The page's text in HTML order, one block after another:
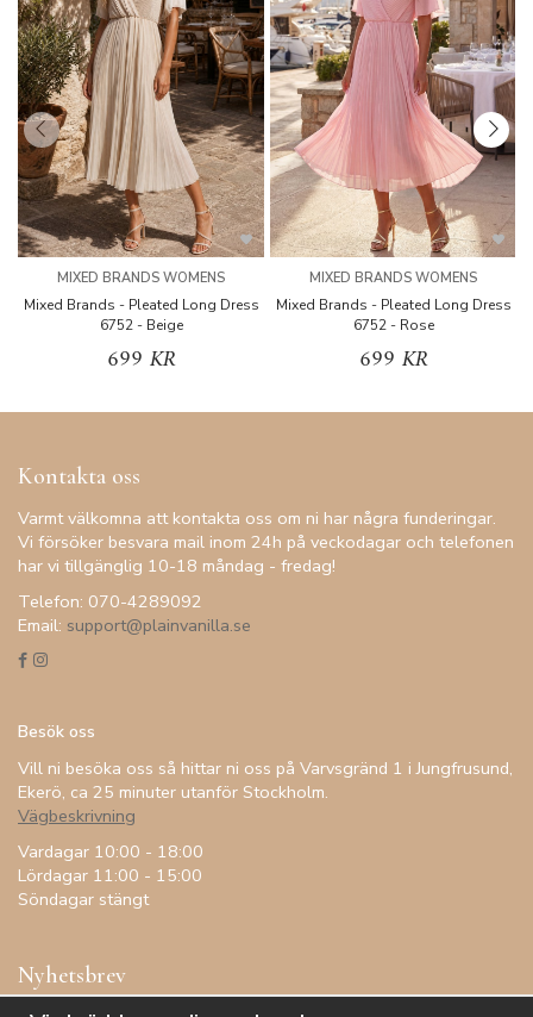
MIXED BRANDS WOMENS
Mixed Brands - Pleated Long Dress
6752 - Beige
699 KR
MIXED BRANDS WOMENS
Mixed Brands - Pleated Long Dress
6752 - Rose
699 KR
Kontakta oss
Varmt välkomna att kontakta oss om ni har några funderingar.
Vi försöker besvara mail inom 24h på veckodagar och telefonen
har vi tillgänglig 10-18 måndag - fredag!
Telefon: 070-4289092
Email: support@plainvanilla.se
Besök oss
Vill ni besöka oss så hittar ni oss på Varvsgränd 1 i Jungfrusund,
Ekerö, ca 25 minuter utanför Stockholm.
Vägbeskrivning
Vardagar 10:00 - 18:00
Lördagar 11:00 - 15:00
Söndagar stängt
Nyhetsbrev